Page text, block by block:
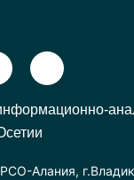
РСО-Алания,